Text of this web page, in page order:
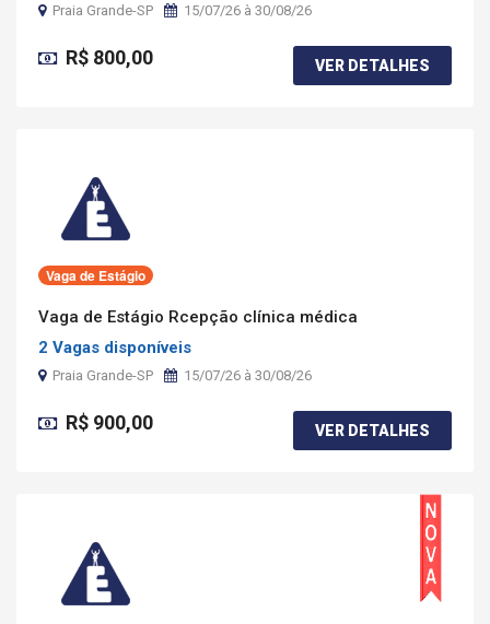
Praia Grande-SP 15/07/26 à 30/08/26
R$ 800,00 VER DETALHES
Vaga de Estágio
Vaga de Estágio Rcepção clínica médica
2 Vagas disponíveis
Praia Grande-SP 15/07/26 à 30/08/26
R$ 900,00 VER DETALHES